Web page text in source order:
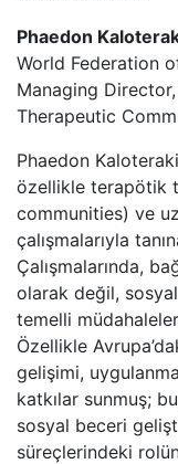
Phaedon
World Federation
Managing
Therapeutic
Phaedon
özellikle terapötik
communities) ve
çalışmalarıyla
Çalışmalarında,
olarak değil,
temelli
Özellikle
gelişimi,
katkılar sunmuş;
sosyal beceri
süreçlerindeki